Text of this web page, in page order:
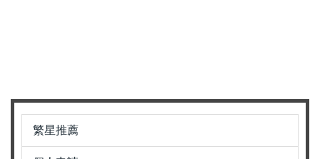
繁星推薦